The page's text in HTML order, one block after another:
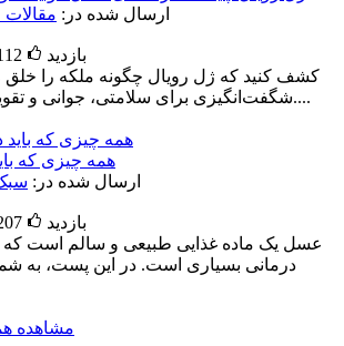
ارسال شده در:
8969 بازدید
کشف کنید که ژل رویال چگونه ملکه را خلق
شگفت‌انگیزی برای سلامتی، جوانی و تقویت ایمنی انسان دارد....
همه چیزی که
ارسال شده در:
7729 بازدید
عسل یک ماده غذایی طبیعی و سالم است که
درمانی بسیاری است. در این پست، به
مشاهده